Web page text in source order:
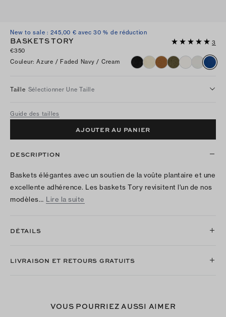
New to sale : 245,00 € avec 30 % de réduction
BASKETS TORY
3
€350
Couleur: Azure / Faded Navy / Cream
Taille Sélectionner Une Taille
Guide des tailles
AJOUTER AU PANIER
DESCRIPTION
Baskets élégantes avec un soutien de la voûte plantaire et une
excellente adhérence. Les baskets Tory revisitent l'un de nos
modèles… Lire la suite
DÉTAILS
LIVRAISON ET RETOURS GRATUITS
VOUS POURRIEZ AUSSI AIMER